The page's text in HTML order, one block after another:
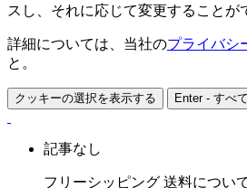
スし、それに応じて変更することが
詳細については、当社のプライバシ
と。
クッキーの選択を表示する Enter - すべ
記事なし
フリーシッピング 送料につい